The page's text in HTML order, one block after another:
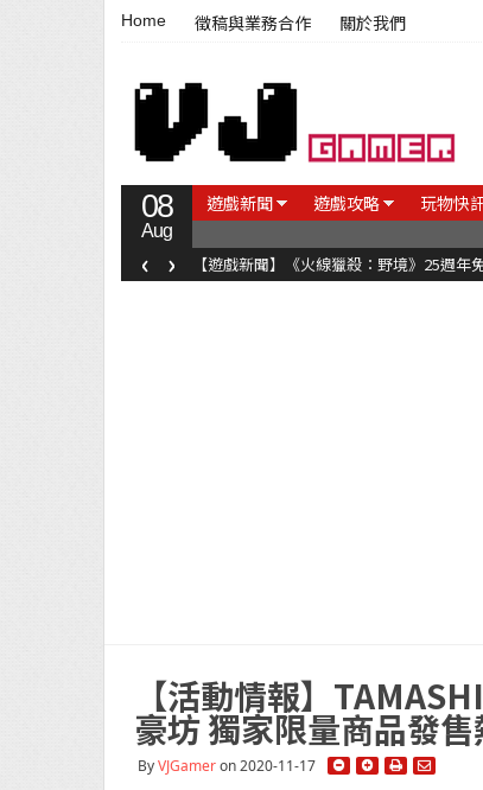
Home 徵稿與業務合作 關於我們
08
Aug
遊戲新聞 遊戲攻略 玩物快
【遊戲新聞】《火線獵殺：野境》25週
‹ ›
【活動情報】
豪坊 獨家限量商品發
ByVJGameron 2020-11-17